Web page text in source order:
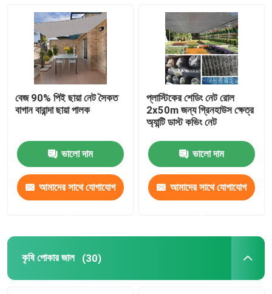
আমাদের সম্পর্কে
মান নিয়ন্ত্রণ
আমাদের সাথে যোগাযোগ করুন
Russian website
বেজ 90% পিই ছায়া নেট সৈকত
বাগান বারান্দা ছায়া পালক
ভালো দাম
আমাদের সাথে যোগাযোগ
প্লাস্টিকের শেডিং নেট রোল
2x50m জন্য গ্রিনহাউস ক্ষেত্র
অ্যান্টি ডাস্ট কভিং নেট
ভালো দাম
আমাদের সাথে যোগাযোগ
কৃষি পোকার জাল (30)